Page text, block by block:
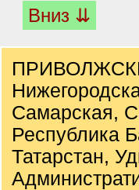
Вниз ⇊
Самарская,
Республика
Татарстан,